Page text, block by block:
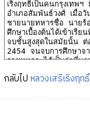
กลับไป หลวงเสรีเริงฤทธิ์